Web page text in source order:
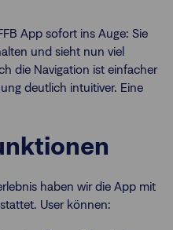
App sofort ins Auge: Sie
und sieht nun viel
die Navigation ist einfacher
deutlich intuitiver. Eine
haben wir die App mit
User können: